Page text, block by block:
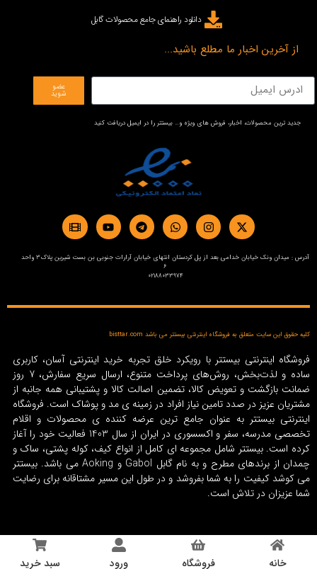
دانلود راهنمای جامع محصولات گابل
از آخرین اخبار ما مطلع باشید...
عضو
شوید
جدید ترین محصولات، اخبار، فروش های ویژه و… بیستتر را در ایمیل دریافت کنید
آدرس : میدان ونک خیابان خدامی بعد از پل کردستان انتهای خیابان آرارات جنوبی بن بست شیرین پلاک3 واحد
6
02188033974
کلیه حقوق این سایت متعلق به فروشگاه اینترنتی بیستتر می باشد bisttar.com
فروشگاه اینترنتی بیستتر با رویکرد خلق تجربه خرید اینترنتی آسان، کاربری
ساده و لذت‌بخش، روش‌های پرداخت متنوع، ارسال سریع سفارش، 7 روز
ضمانت بازگشت و تعویض کالا، تضمین اصالت کالا و پشتیبانی همه جانبه از
مشتریان عزیز در صدد تامین نیاز افراد در زمینه‌ ی مد و پوشاک است. فروشگاه
اینترنتی بیستتر به عنوان جامع ترین عرضه کننده ی محصولات و اقلام
تخصصی مدرسه، سفر و اکسسوری در ایران از سال 1403 فعالیت خود را آغاز
کرده است. بیستتر شامل مجموعه ای کامل از انواع کیف، کوله پشتی، ساک و
چمدان از برندهای مطرح و به نام گابل Gabol و Aoking می باشد. بیستتر
می کوشد کیفیت را به شما بفروشد و در طول این مسیر مشتاقانه برای رضایت
شما عزیزان در تلاش است.
خانه فروشگاه ورود سبد خرید